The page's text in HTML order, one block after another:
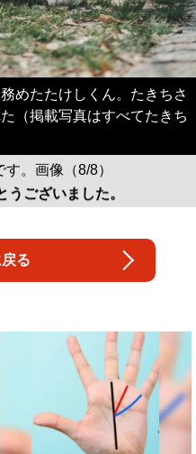
めたたけしくん。たきちさ
（掲載写真はすべてたきち
。画像（8/8）
うございました。
る